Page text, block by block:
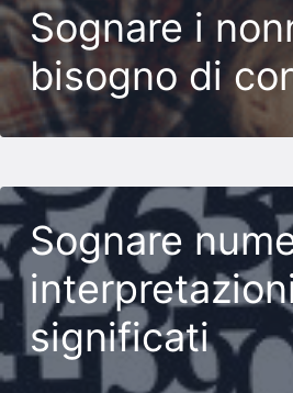
Sognare i
bisogno di
Sognare
significati